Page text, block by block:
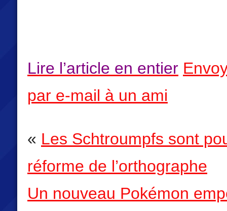
Lire l’article en entier
par e-mail à un ami
« Les Schtroumpfs sont
réforme de l’orthographe
Un nouveau Pokémon